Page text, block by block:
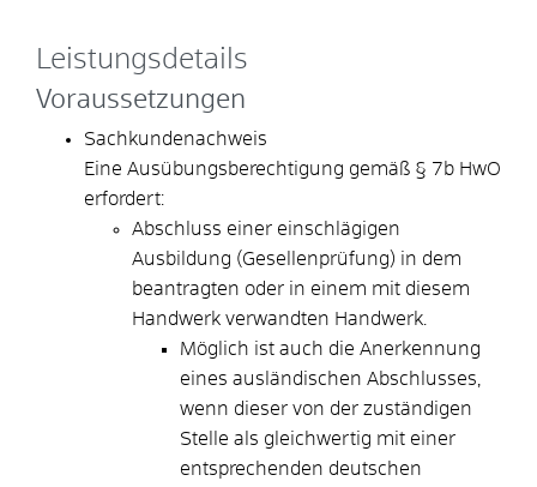
Leistungsdetails
Voraussetzungen
Sachkundenachweis
Eine Ausübungsberechtigung gemäß § 7b HwO
erfordert:
Abschluss einer einschlägigen
Ausbildung (Gesellenprüfung) in dem
beantragten oder in einem mit diesem
Handwerk verwandten Handwerk.
Möglich ist auch die Anerkennung
eines ausländischen Abschlusses,
wenn dieser von der zuständigen
Stelle als gleichwertig mit einer
entsprechenden deutschen